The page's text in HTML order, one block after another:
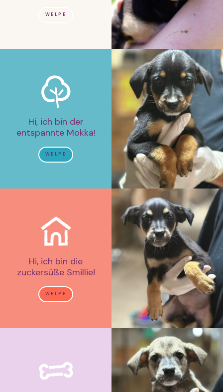
WELPE
Hi, ich bin der
entspannte Mokka!
WELPE
Hi, ich bin die
zuckersüße Smillie!
WELPE